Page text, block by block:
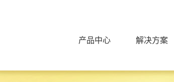
产品中心 解决方案